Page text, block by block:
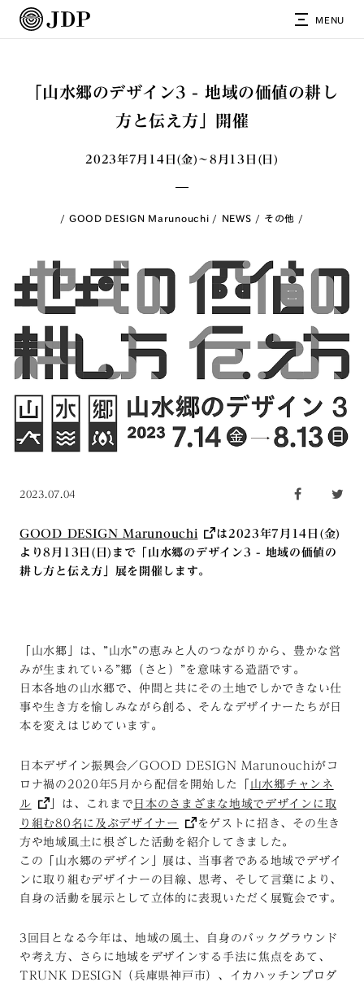
MENU
「山水郷のデザイン3 - 地域の価値の耕し
方と伝え方」開催
2023年7月14日(金)〜8月13日(日)
GOOD DESIGN Marunouchi NEWS その他
2023.07.04
GOOD DESIGN Marunouchi
は2023年7月14日(金)
より8月13日(日)まで「山水郷のデザイン3 - 地域の価値の
耕し方と伝え方」展を開催します。
「山水郷」は、”山水”の恵みと人のつながりから、豊かな営
みが生まれている”郷（さと）”を意味する造語です。
日本各地の山水郷で、仲間と共にその土地でしかできない仕
事や生き方を愉しみながら創る、そんなデザイナーたちが日
本を変えはじめています。
日本デザイン振興会／GOOD DESIGN Marunouchiがコ
ロナ禍の2020年5月から配信を開始した「 山水郷チャンネ
ル
」は、これまで 日本のさまざまな地域でデザインに取
り組む80名に及ぶデザイナー
をゲストに招き、その生き
方や地域風土に根ざした活動を紹介してきました。
この「山水郷のデザイン」展は、当事者である地域でデザイ
ンに取り組むデザイナーの目線、思考、そして言葉により、
自身の活動を展示として立体的に表現いただく展覧会です。
3回目となる今年は、地域の風土、自身のバックグラウンド
や考え方、さらに地域をデザインする手法に焦点をあて、
TRUNK DESIGN（兵庫県神戸市）、イカハッチンプロダ